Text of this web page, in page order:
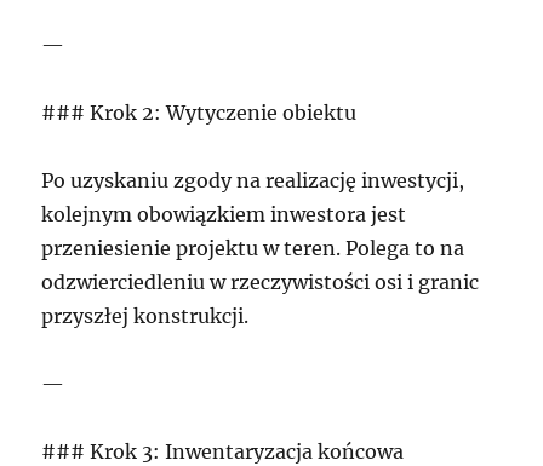
—
### Krok 2: Wytyczenie obiektu
Po uzyskaniu zgody na realizację inwestycji,
kolejnym obowiązkiem inwestora jest
przeniesienie projektu w teren. Polega to na
odzwierciedleniu w rzeczywistości osi i granic
przyszłej konstrukcji.
—
### Krok 3: Inwentaryzacja końcowa